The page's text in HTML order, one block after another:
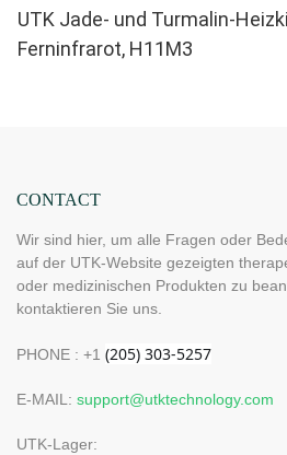
UTK Jade- und Turmalin-
Ferninfrarot, H11M3
CONTACT
Wir sind hier, um alle Fragen oder
auf der UTK-Website gezeigten
oder medizinischen Produkten zu
kontaktieren Sie uns.
PHONE : +1
E-MAIL: support@utktechnology.com
UTK-Lager: